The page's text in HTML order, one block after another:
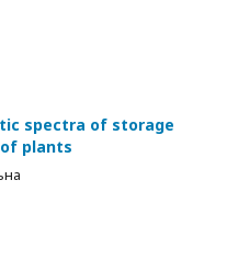
spectra of storage
plants